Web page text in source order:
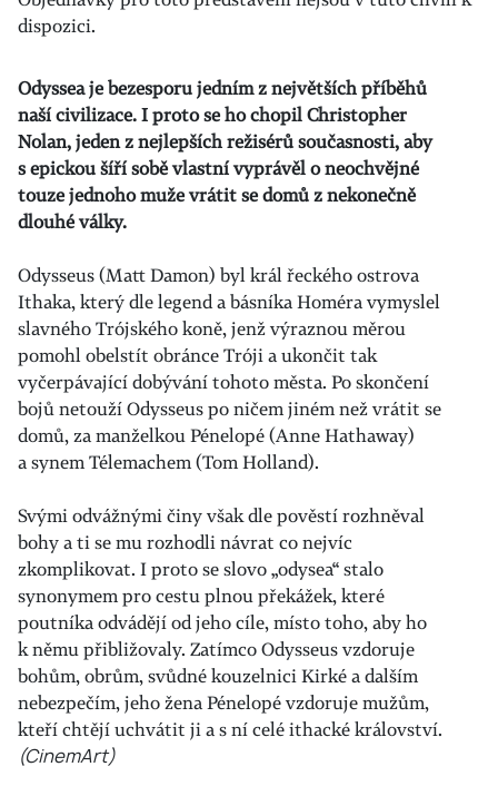
dispozici.
Odyssea je bezesporu jedním z největších příběhů
naší civilizace. I proto se ho chopil Christopher
Nolan, jeden z nejlepších režisérů současnosti, aby
s epickou šíří sobě vlastní vyprávěl o neochvějné
touze jednoho muže vrátit se domů z nekonečně
dlouhé války.
Odysseus (Matt Damon) byl král řeckého ostrova
Ithaka, který dle legend a básníka Homéra vymyslel
slavného Trójského koně, jenž výraznou měrou
pomohl obelstít obránce Tróji a ukončit tak
vyčerpávající dobývání tohoto města. Po skončení
bojů netouží Odysseus po ničem jiném než vrátit se
domů, za manželkou Pénelopé (Anne Hathaway)
a synem Télemachem (Tom Holland).
Svými odvážnými činy však dle pověstí rozhněval
bohy a ti se mu rozhodli návrat co nejvíc
zkomplikovat. I proto se slovo „odysea“ stalo
synonymem pro cestu plnou překážek, které
poutníka odvádějí od jeho cíle, místo toho, aby ho
k němu přibližovaly. Zatímco Odysseus vzdoruje
bohům, obrům, svůdné kouzelnici Kirké a dalším
nebezpečím, jeho žena Pénelopé vzdoruje mužům,
kteří chtějí uchvátit ji a s ní celé ithacké království.
(CinemArt)